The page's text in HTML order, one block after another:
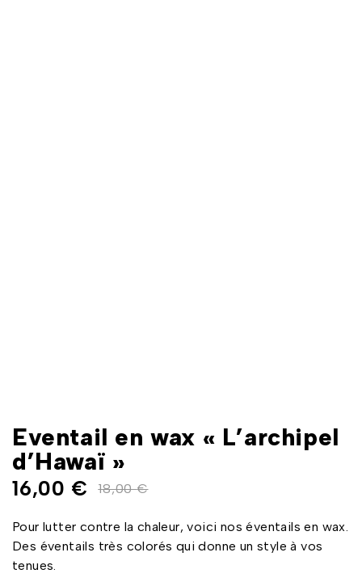
Eventail en wax « L’archipel
d’Hawaï »
18,00€
16,00 €
Pour lutter contre la chaleur, voici nos éventails en wax.
Des éventails très colorés qui donne un style à vos
tenues.